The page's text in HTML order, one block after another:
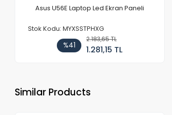
Asus U56E Laptop Led Ekran Paneli
Stok Kodu: MYXSSTPHXG
%41
2.183,65 TL
1.281,15 TL
Similar Products